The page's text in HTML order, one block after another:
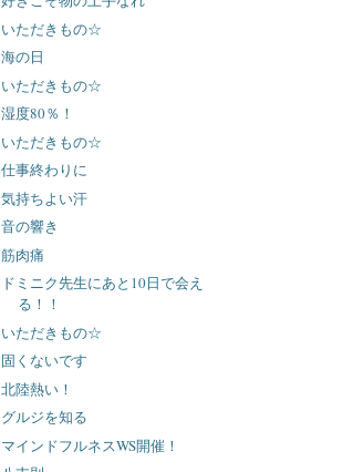
いただきもの☆
海の日
いただきもの☆
湿度80％！
いただきもの☆
仕事終わりに
気持ちよい汗
音の響き
筋肉痛
ドミニク先生にあと10日で会え
る！！
いただきもの☆
固くないです
北陸熱い！
グルジを知る
マインドフルネスWS開催！